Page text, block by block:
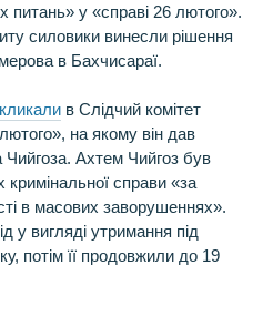
питань» у «справі 26 лютого».
силовики винесли рішення
в Бахчисараї.
в Слідчий комітет
на якому він дав
Чийгоза. Ахтем Чийгоз був
справи «за
в масових заворушеннях».
у вигляді утримання під
потім її продовжили до 19